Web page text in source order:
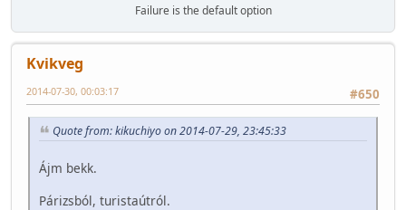
Failure is the default option
Kvikveg
#650
2014-07-30, 00:03:17
Quote from: kikuchiyo on 2014-07-29, 23:45:33
Ájm bekk.
Párizsból, turistaútról.